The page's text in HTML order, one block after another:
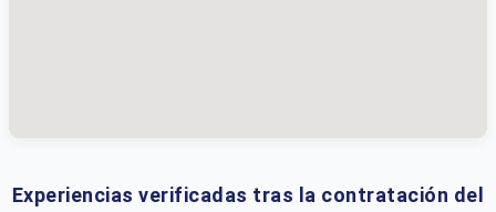
Experiencias verificadas tras la contratación del